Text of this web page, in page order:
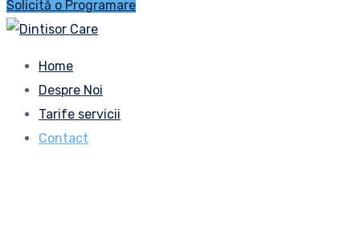
Solicită o Programare
Home
Despre Noi
Tarife servicii
Contact